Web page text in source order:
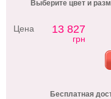
Выберите цвет и
Цена 13 827
грн
Бесплатная